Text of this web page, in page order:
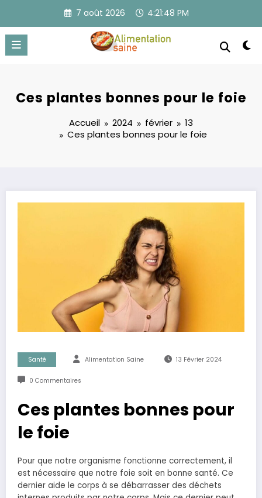
contenu
7 août 2026 4:21:49 PM
Ces plantes bonnes pour le foie
Accueil 2024 février
13
Ces plantes bonnes pour le foie
Santé Alimentation Saine 13 Février 2024
0 Commentaires
Ces plantes bonnes pour
le foie
Pour que notre organisme fonctionne correctement, il
est nécessaire que notre foie soit en bonne santé. Ce
dernier aide le corps à se débarrasser des déchets